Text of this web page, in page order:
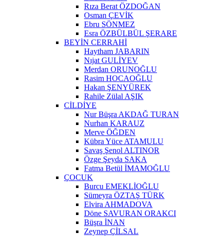
Rıza Berat ÖZDOĞAN
Osman ÇEVİK
Ebru SÖNMEZ
Esra ÖZBÜLBÜL ŞERARE
BEYİN CERRAHİ
Haytham JABARIN
Nıjat GULİYEV
Merdan ORUNOĞLU
Rasim HOCAOĞLU
Hakan ŞENYÜREK
Rahile Zülal AŞIK
CİLDİYE
Nur Büşra AKDAĞ TURAN
Nurhan KARAUZ
Merve ÖĞDEN
Kübra Yüce ATAMULU
Savaş Şenol ALTINOR
Özge Şeyda SAKA
Fatma Betül İMAMOĞLU
ÇOCUK
Burcu EMEKLİOĞLU
Sümeyra ÖZTAŞ TÜRK
Elvira AHMADOVA
Döne SAVURAN ORAKCI
Büşra İNAN
Zeynep ÇİLSAL